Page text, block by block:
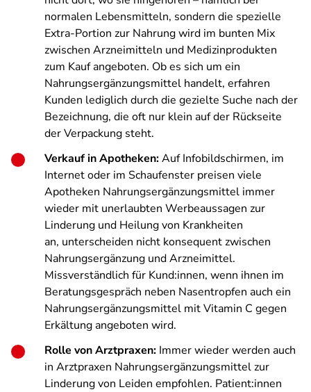
normalen Lebensmitteln, sondern die spezielle
Extra-Portion zur Nahrung wird im bunten Mix
zwischen Arzneimitteln und Medizinprodukten
zum Kauf angeboten. Ob es sich um ein
Nahrungsergänzungsmittel handelt, erfahren
Kunden lediglich durch die gezielte Suche nach der
Bezeichnung, die oft nur klein auf der Rückseite
der Verpackung steht.
Verkauf in Apotheken:Auf Infobildschirmen, im
Internet oder im Schaufenster preisen viele
Apotheken Nahrungsergänzungsmittel immer
wieder mit unerlaubten Werbeaussagen zur
Linderung und Heilung von Krankheiten
an, unterscheiden nicht konsequent zwischen
Nahrungsergänzung und Arzneimittel.
Missverständlich für Kund:innen, wenn ihnen im
Beratungsgespräch neben Nasentropfen auch ein
Nahrungsergänzungsmittel mit Vitamin C gegen
Erkältung angeboten wird.
Rolle von Arztpraxen: Immer wieder werden auch
in Arztpraxen Nahrungsergänzungsmittel zur
Linderung von Leiden empfohlen. Patient:innen